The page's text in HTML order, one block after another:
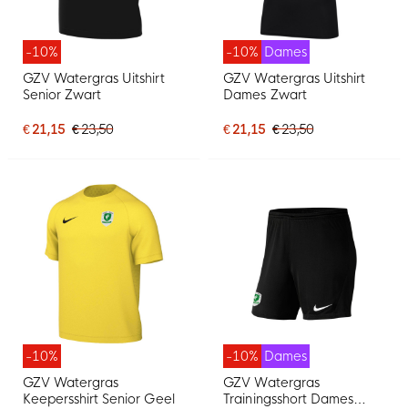
-10%
GZV Watergras Uitshirt
Senior Zwart
€ 21,15 € 23,50
-10% Dames
GZV Watergras Uitshirt
Dames Zwart
€ 21,15 € 23,50
-10%
GZV Watergras
Keepersshirt Senior Geel
-10% Dames
GZV Watergras
Trainingsshort Dames